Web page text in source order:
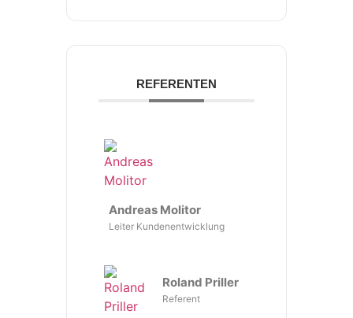
REFERENTEN
Andreas Molitor
Leiter Kundenentwicklung
Roland Priller
Referent